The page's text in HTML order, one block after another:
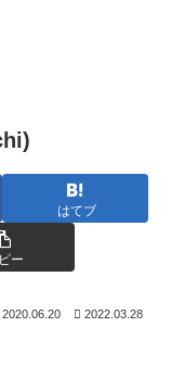
はてブ
ー
2020.06.20 2022.03.28